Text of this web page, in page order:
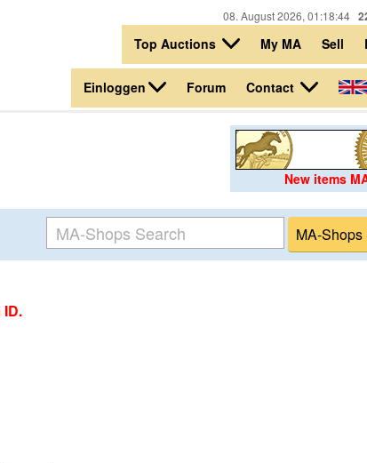
08. August 2026, 01:18:44
Top Auctions My MA Sell
Einloggen Forum Contact
New items